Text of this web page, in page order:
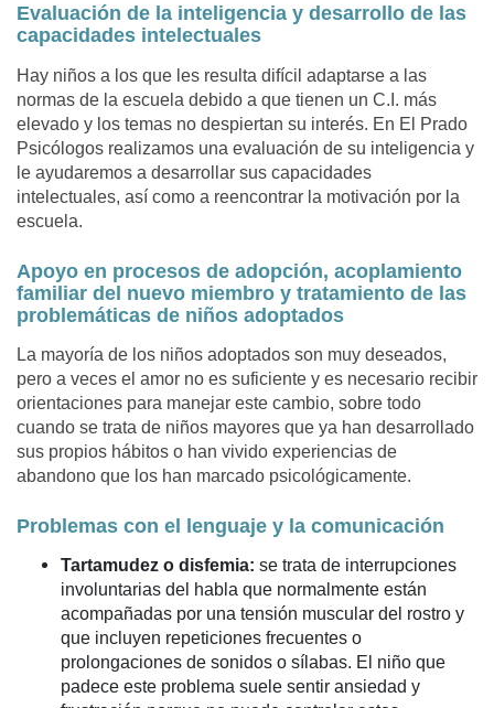
Evaluación de la inteligencia y desarrollo de las
capacidades intelectuales
Hay niños a los que les resulta difícil adaptarse a las
normas de la escuela debido a que tienen un C.I. más
elevado y los temas no despiertan su interés. En El Prado
Psicólogos realizamos una evaluación de su inteligencia y
le ayudaremos a desarrollar sus capacidades
intelectuales, así como a reencontrar la motivación por la
escuela.
Apoyo en procesos de adopción, acoplamiento
familiar del nuevo miembro y tratamiento de las
problemáticas de niños adoptados
La mayoría de los niños adoptados son muy deseados,
pero a veces el amor no es suficiente y es necesario recibir
orientaciones para manejar este cambio, sobre todo
cuando se trata de niños mayores que ya han desarrollado
sus propios hábitos o han vivido experiencias de
abandono que los han marcado psicológicamente.
Problemas con el lenguaje y la comunicación
Tartamudez o disfemia: se trata de interrupciones
involuntarias del habla que normalmente están
acompañadas por una tensión muscular del rostro y
que incluyen repeticiones frecuentes o
prolongaciones de sonidos o sílabas. El niño que
padece este problema suele sentir ansiedad y